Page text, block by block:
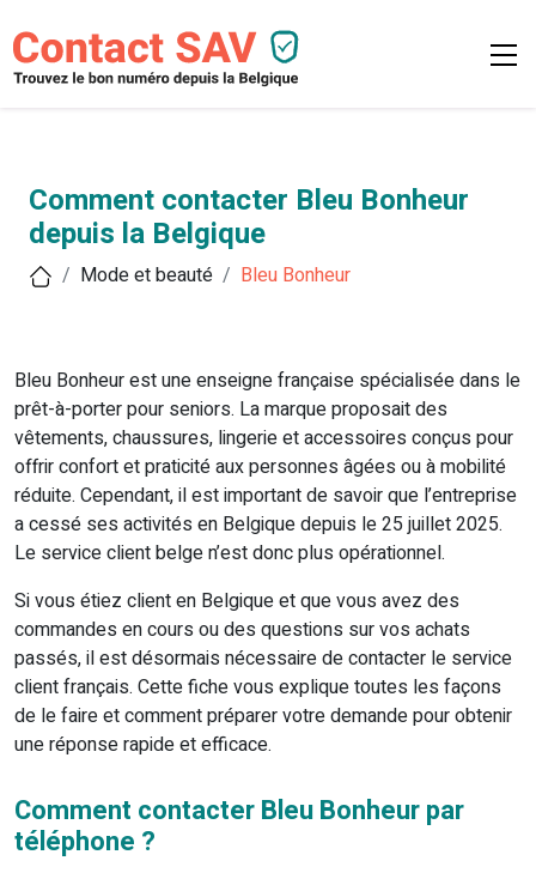
Comment contacter Bleu Bonheur
depuis la Belgique
Mode et beauté Bleu Bonheur
Bleu Bonheur est une enseigne française spécialisée dans le
prêt-à-porter pour seniors. La marque proposait des
vêtements, chaussures, lingerie et accessoires conçus pour
offrir confort et praticité aux personnes âgées ou à mobilité
réduite. Cependant, il est important de savoir que l’entreprise
a cessé ses activités en Belgique depuis le 25 juillet 2025.
Le service client belge n’est donc plus opérationnel.
Si vous étiez client en Belgique et que vous avez des
commandes en cours ou des questions sur vos achats
passés, il est désormais nécessaire de contacter le service
client français. Cette fiche vous explique toutes les façons
de le faire et comment préparer votre demande pour obtenir
une réponse rapide et efficace.
Comment contacter Bleu Bonheur par
téléphone ?